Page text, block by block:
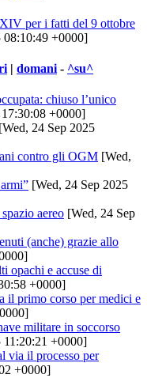
per i fatti del 9 ottobre
08:10:49 +0000]
| domani - ^su^
chiuso l’unico
+0000]
[Wed, 24 Sep 2025
contro gli OGM [Wed,
[Wed, 24 Sep 2025
aereo [Wed, 24 Sep
(anche) grazie allo
opachi e accuse di
+0000]
il primo corso per medici e
militare in soccorso
11:20:21 +0000]
via il processo per
+0000]